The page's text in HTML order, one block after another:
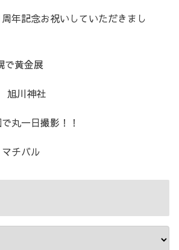
年記念お祝いしていただきまし
で黄金展
旭川神社
丸一日撮影！！
チバル